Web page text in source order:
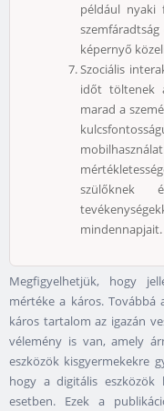
például nyaki
képernyő
Szociális
időt töltenek
marad a
szülőknek
mindennapjait.
Megfigyelhetjük, hogy
mértéke a káros. Továbbá
káros tartalom az igazán
vélemény is van, amely
eszközök kisgyermekekre
hogy a digitális eszközök
esetben. Ezek a